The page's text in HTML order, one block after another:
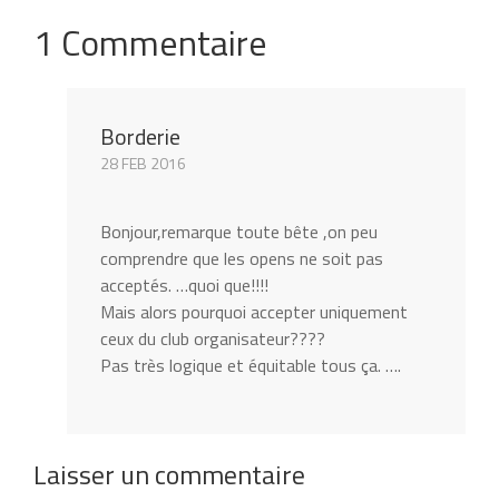
1 Commentaire
Borderie
28 FEB 2016
Bonjour,remarque toute bête ,on peu
comprendre que les opens ne soit pas
acceptés. …quoi que!!!!
Mais alors pourquoi accepter uniquement
ceux du club organisateur????
Pas très logique et équitable tous ça. ….
Laisser un commentaire